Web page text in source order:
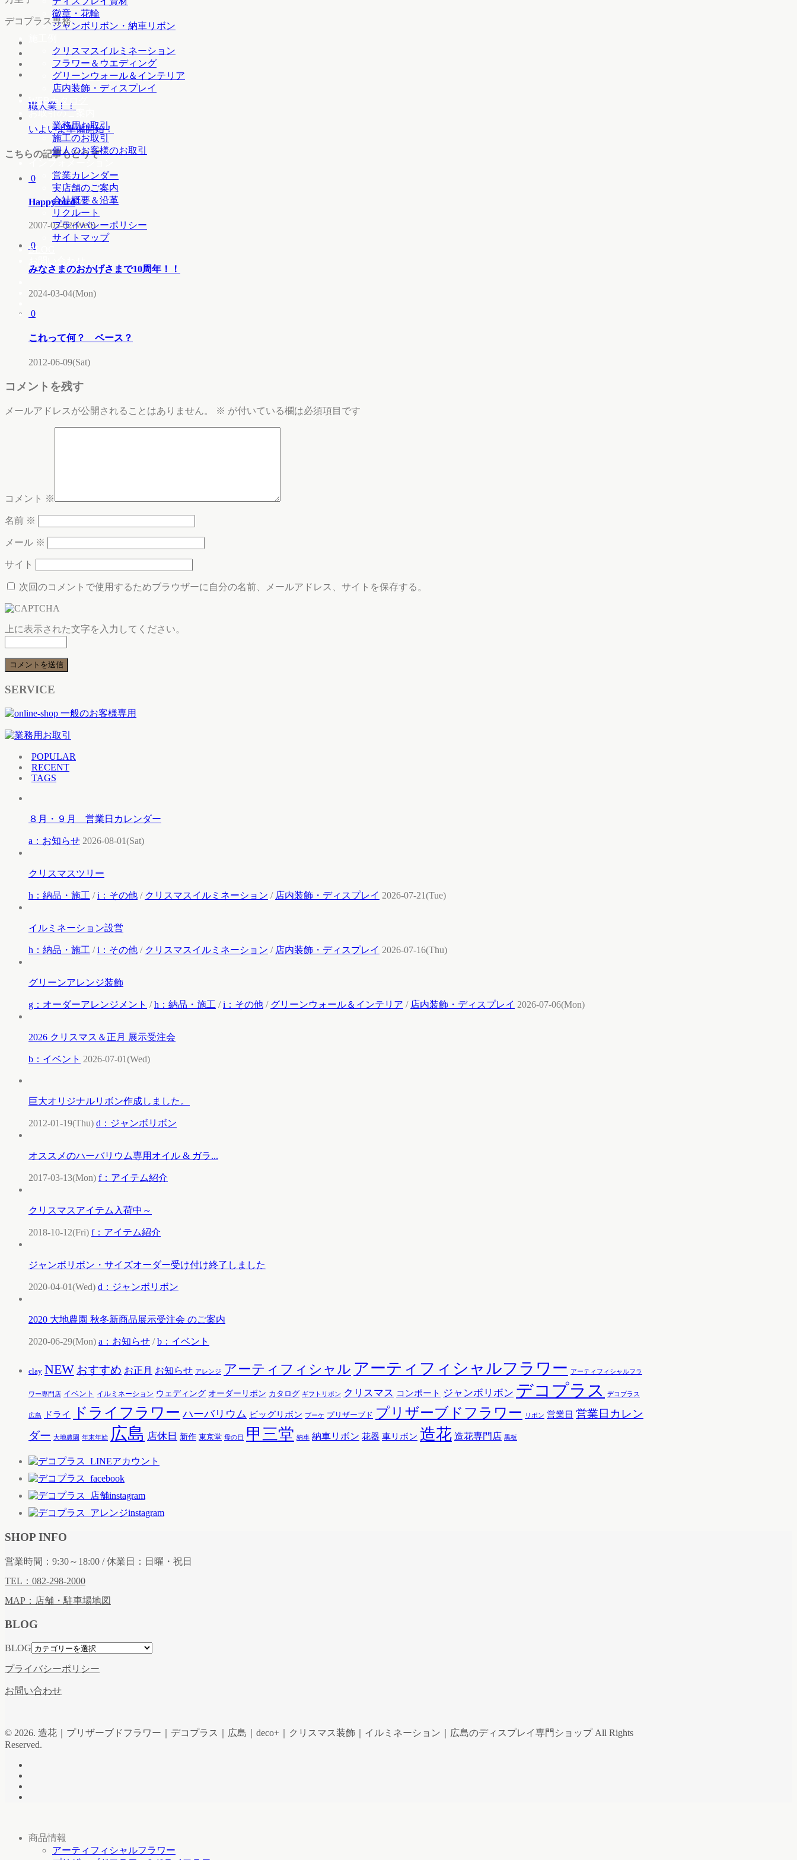
徽章・花輪
ジャンボリボン・納車リボン
クリスマスイルミネーション
フラワー＆ウエディング
グリーンウォール＆インテリア
店内装飾・ディスプレイ
WEBカタログ
お取引のご案内
業務用お取引
施工のお取引
個人のお客様のお取引
営業カレンダー
実店舗のご案内
会社概要＆沿革
リクルート
プライバシーポリシー
サイトマップ
BLOG
デコプラス専務
職人業！！
いよいよ準備開始！
こちらの記事もどうぞ
0
Happy bird
2007-05-02(Wed)
0
みなさまのおかげさまで10周年！！
2024-03-04(Mon)
0
これって何？ ベース？
2012-06-09(Sat)
コメントを残す
メールアドレスが公開されることはありません。 ※ が付いている欄は必須項目です
コメント ※
名前 ※
メール ※
サイト
次回のコメントで使用するためブラウザーに自分の名前、メールアドレス、サイトを保存する。
上に表示された文字を入力してください。
SERVICE
POPULAR
RECENT
TAGS
８月・９月 営業日カレンダー
a：お知らせ 2026-08-01(Sat)
クリスマスツリー
h：納品・施工 /i：その他 / クリスマスイルミネーション / 店内装飾・ディスプレイ 2026-07-21(Tue)
イルミネーション設営
h：納品・施工 /i：その他 / クリスマスイルミネーション / 店内装飾・ディスプレイ 2026-07-16(Thu)
グリーンアレンジ装飾
g：オーダーアレンジメント /h：納品・施工 /i：その他 / グリーンウォール＆インテリア / 店内装飾・ディスプレイ 2026-07-06(Mon)
2026 クリスマス＆正月 展示受注会
b：イベント 2026-07-01(Wed)
巨大オリジナルリボン作成しました。
2012-01-19(Thu) d：ジャンボリボン
オススメのハーバリウム専用オイル & ガラ...
2017-03-13(Mon) f：アイテム紹介
クリスマスアイテム入荷中～
2018-10-12(Fri) f：アイテム紹介
ジャンボリボン・サイズオーダー受け付け終了しました
2020-04-01(Wed) d：ジャンボリボン
2020 大地農園 秋冬新商品展示受注会 のご案内
2020-06-29(Mon) a：お知らせ /b：イベント
clay NEW おすすめ お正月 お知らせ アレンジ アーティフィシャル アーティフィシャルフラワー アーティフィシャルフラ
ワー専門店 イベント イルミネーション ウェディング オーダーリボン カタログ ギフトリボン クリスマス コンポート ジャンボリボン デコプラス デコプラス
広島 ドライ ドライフラワー ハーバリウム ビッグリボン ブーケ プリザーブド プリザーブドフラワー リボン 営業日 営業日カレン
ダー 大地農園 年末年始 広島 店休日 新作 東京堂 母の日 甲三堂 納車 納車リボン 花器 車リボン 造花 造花専門店 黒板
SHOP INFO
営業時間：9:30～18:00 / 休業日：日曜・祝日
TEL：082-298-2000
MAP：店舗・駐車場地図
BLOG
BLOG
プライバシーポリシー
お問い合わせ
© 2026. 造花｜プリザーブドフラワー｜デコプラス｜広島｜deco+｜クリスマス装飾｜イルミネーション｜広島のディスプレイ専門ショップ All Rights
Reserved.
商品情報
アーティフィシャルフラワー